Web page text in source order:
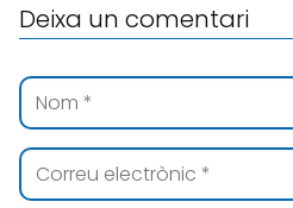
Deixa un comentari